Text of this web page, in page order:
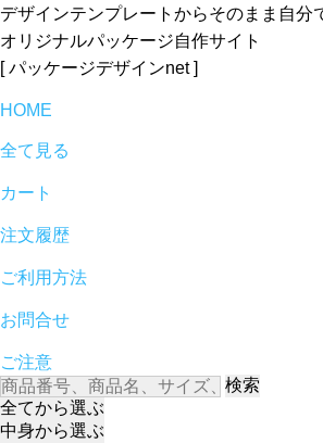
デザインテンプレートからそのまま自分
オリジナルパッケージ自作サイト
[ パッケージデザインnet ]
HOME
全て見る
カート
注文履歴
ご利用方法
お問合せ
ご注意
検索
全てから選ぶ
中身から選ぶ